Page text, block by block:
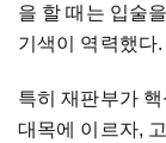
을 할 때는 입술
기색이 역력했다
특히 재판부가
대목에 이르자,